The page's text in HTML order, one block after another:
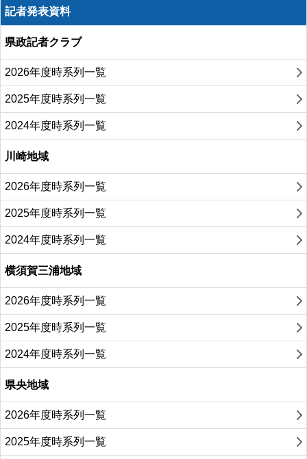
記者発表資料
県政記者クラブ
2026年度時系列一覧
2025年度時系列一覧
2024年度時系列一覧
川崎地域
2026年度時系列一覧
2025年度時系列一覧
2024年度時系列一覧
横須賀三浦地域
2026年度時系列一覧
2025年度時系列一覧
2024年度時系列一覧
県央地域
2026年度時系列一覧
2025年度時系列一覧